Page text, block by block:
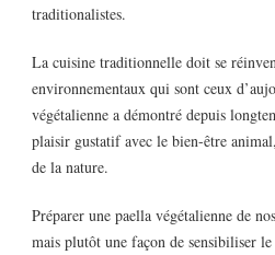
traditionalistes.
La cuisine traditionnelle doit se
environnementaux qui sont ceux
végétalienne a démontré depuis
plaisir gustatif avec le bien-être
de la nature.
Préparer une paella végétalienne de
mais plutôt une façon de sensibiliser